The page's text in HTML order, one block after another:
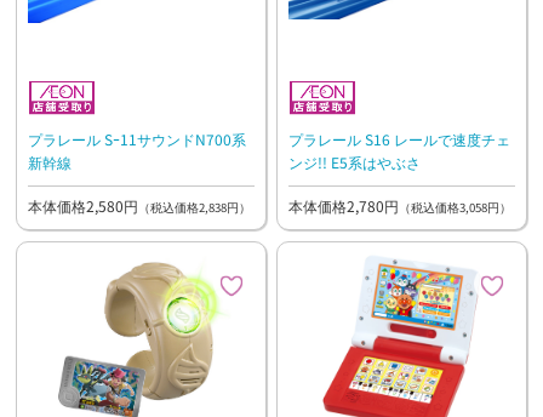
プラレール Sｰ11サウンドN700系
新幹線
本体価格2,580円 （税込価格2,838円）
プラレール S16 レールで速度チェ
ンジ!! E5系はやぶさ
本体価格2,780円 （税込価格3,058円）